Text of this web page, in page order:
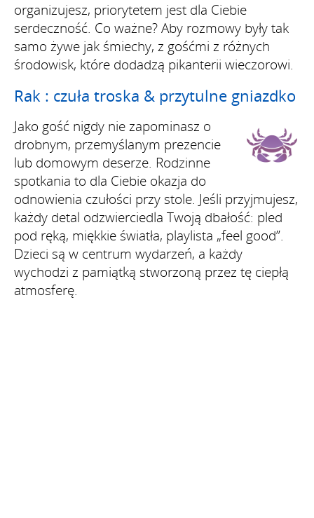
organizujesz, priorytetem jest dla Ciebie
serdeczność. Co ważne? Aby rozmowy były tak
samo żywe jak śmiechy, z gośćmi z różnych
środowisk, które dodadzą pikanterii wieczorowi.
Rak : czuła troska & przytulne gniazdko
Jako gość nigdy nie zapominasz o
drobnym, przemyślanym prezencie
lub domowym deserze. Rodzinne
spotkania to dla Ciebie okazja do
odnowienia czułości przy stole. Jeśli przyjmujesz,
każdy detal odzwierciedla Twoją dbałość: pled
pod ręką, miękkie światła, playlista „feel good”.
Dzieci są w centrum wydarzeń, a każdy
wychodzi z pamiątką stworzoną przez tę ciepłą
atmosferę.